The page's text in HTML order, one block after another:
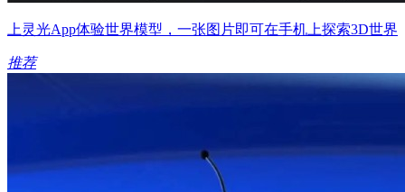
上灵光App体验世界模型，一张图片即可在手机上探索3D世界
推荐